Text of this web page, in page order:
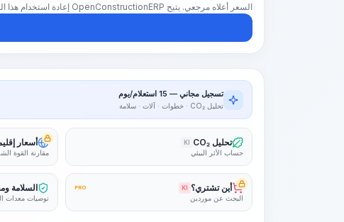
السعر أعلاه مرجعي. يتيح OpenConstructionERP إعادة استخدام هذا البند في تقدير كامل للمشروع — بأسعارك الإقليمية والكميات والهوامش.
تسجيل مجاني — 15 استعلام/يوم
تحليل CO₂ · خطوات · آلات · سلامة
تحليل CO₂ KI
حساب الأثر البيئي
أسعار
مقارنة القوة
أين تشتري؟ KI
PRO
البحث عن موردين
السلامة
توصيات معدات